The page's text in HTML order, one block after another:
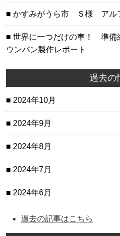
かすみがうら市 Ｓ様 アル
世界に一つだけの車
ウンバン製作レポート
過去の
2024年10月
2024年9月
2024年8月
2024年7月
2024年6月
過去の記事はこちら